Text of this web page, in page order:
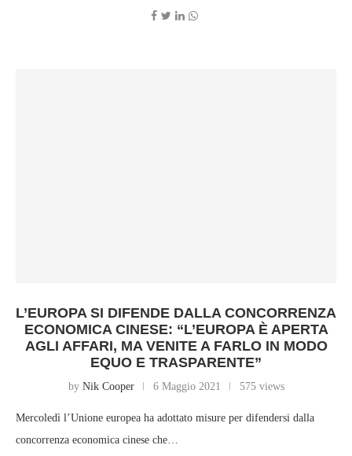
L’EUROPA SI DIFENDE DALLA CONCORRENZA
ECONOMICA CINESE: “L’EUROPA È APERTA
AGLI AFFARI, MA VENITE A FARLO IN MODO
EQUO E TRASPARENTE”
by Nik Cooper 6 Maggio 2021 575 views
Mercoledì l’Unione europea ha adottato misure per difendersi dalla
concorrenza economica cinese che…